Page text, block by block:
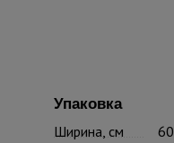
Упаковка
Ширина, см
60